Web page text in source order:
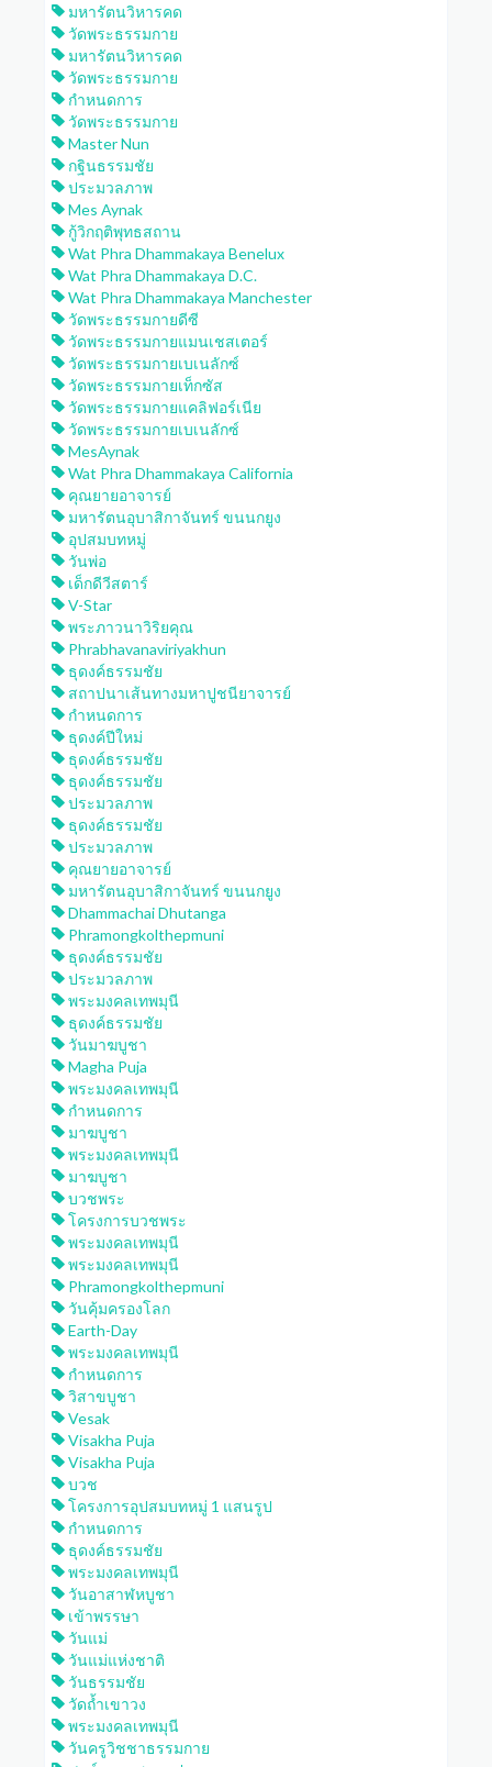
มหารัตนวิหารคด
วัดพระธรรมกาย
มหารัตนวิหารคด
วัดพระธรรมกาย
กำหนดการ
วัดพระธรรมกาย
Master Nun
กฐินธรรมชัย
ประมวลภาพ
Mes Aynak
กู้วิกฤติพุทธสถาน
Wat Phra Dhammakaya Benelux
Wat Phra Dhammakaya D.C.
Wat Phra Dhammakaya Manchester
วัดพระธรรมกายดีซี
วัดพระธรรมกายแมนเชสเตอร์
วัดพระธรรมกายเบเนลักซ์
วัดพระธรรมกายเท็กซัส
วัดพระธรรมกายแคลิฟอร์เนีย
วัดพระธรรมกายเบเนลักซ์
MesAynak
Wat Phra Dhammakaya California
คุณยายอาจารย์
มหารัตนอุบาสิกาจันทร์ ขนนกยูง
อุปสมบทหมู่
วันพ่อ
เด็กดีวีสตาร์
V-Star
พระภาวนาวิริยคุณ
Phrabhavanaviriyakhun
ธุดงค์ธรรมชัย
สถาปนาเส้นทางมหาปูชนียาจารย์
กำหนดการ
ธุดงค์ปีใหม่
ธุดงค์ธรรมชัย
ธุดงค์ธรรมชัย
ประมวลภาพ
ธุดงค์ธรรมชัย
ประมวลภาพ
คุณยายอาจารย์
มหารัตนอุบาสิกาจันทร์ ขนนกยูง
Dhammachai Dhutanga
Phramongkolthepmuni
ธุดงค์ธรรมชัย
ประมวลภาพ
พระมงคลเทพมุนี
ธุดงค์ธรรมชัย
วันมาฆบูชา
Magha Puja
พระมงคลเทพมุนี
กำหนดการ
มาฆบูชา
พระมงคลเทพมุนี
มาฆบูชา
บวชพระ
โครงการบวชพระ
พระมงคลเทพมุนี
พระมงคลเทพมุนี
Phramongkolthepmuni
วันคุ้มครองโลก
Earth-Day
พระมงคลเทพมุนี
กำหนดการ
วิสาขบูชา
Vesak
Visakha Puja
Visakha Puja
บวช
โครงการอุปสมบทหมู่ 1 แสนรูป
กำหนดการ
ธุดงค์ธรรมชัย
พระมงคลเทพมุนี
วันอาสาฬหบูชา
เข้าพรรษา
วันแม่
วันแม่แห่งชาติ
วันธรรมชัย
วัดถ้ำเขาวง
พระมงคลเทพมุนี
วันครูวิชชาธรรมกาย